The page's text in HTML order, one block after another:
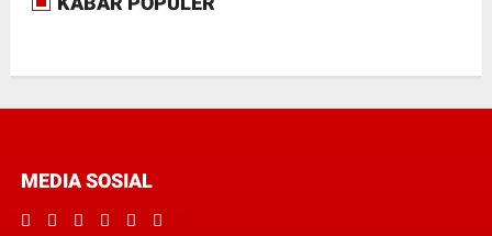
MEDIA SOSIAL